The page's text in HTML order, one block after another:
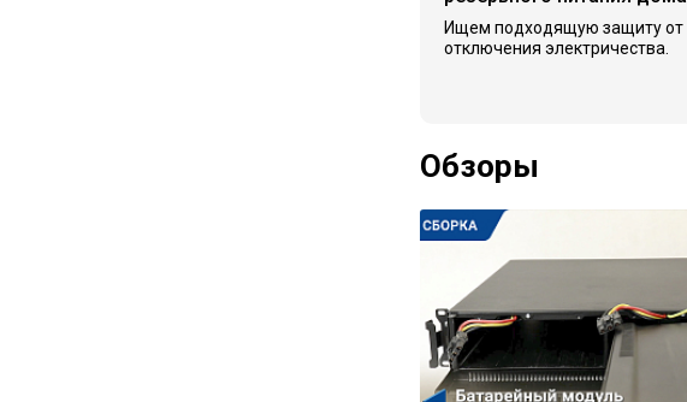
Ищем подходящую защиту от
отключения электричества.
Обзоры